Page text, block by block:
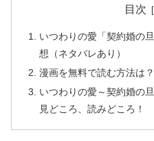
目次
いつわりの愛「契約婚の
想（ネタバレあり）
漫画を無料で読む方法は？
いつわりの愛～契約婚の
見どころ、読みどころ！